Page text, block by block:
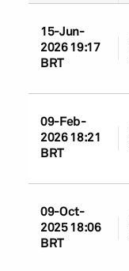
15-Jun-
2026 19:17
BRT
09-Feb-
2026 18:21
BRT
09-Oct-
2025 18:06
BRT